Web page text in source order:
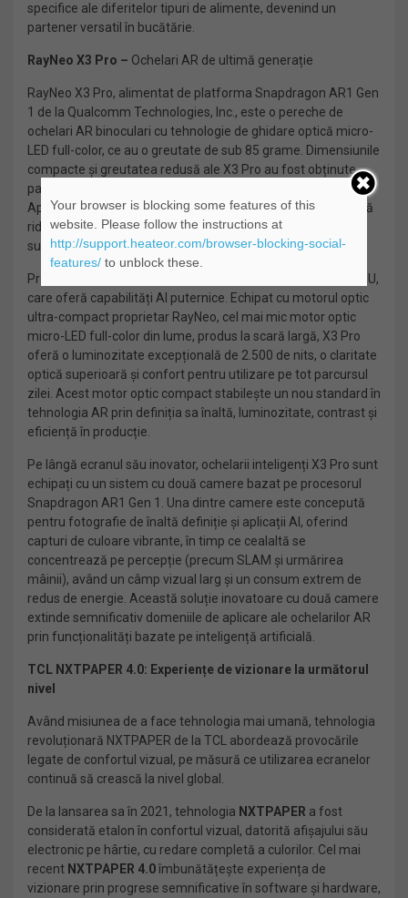
specifice ale diferitelor tipuri de alimente, devenind un
partener versatil în bucătărie.
RayNeo X3 Pro – Ochelari AR de ultimă generație
RayNeo X3 Pro, alimentat de platforma Snapdragon AR1 Gen
1 de la Qualcomm Technologies, Inc., este o pereche de
ochelari AR binoculari cu tehnologie de ghidare optică micro-
LED full-color, ce au o greutate de sub 85 grame. Dimensiunile
compacte și greutatea redusă ale X3 Pro au fost obținute
parțial datorită utilizării soluțiilor de ghidare a undelor de la
Applied Materials, care au permis X3 Pro să ofere o eficiență
ridicată, imagini fără efect de curcubeu și o uniformitate
superioară a culorilor.
Procesorul Snapdragon dispune de Qualcomm Hexagon NPU,
care oferă capabilități AI puternice. Echipat cu motorul optic
ultra-compact proprietar RayNeo, cel mai mic motor optic
micro-LED full-color din lume, produs la scară largă, X3 Pro
oferă o luminozitate excepțională de 2.500 de nits, o claritate
optică superioară și confort pentru utilizare pe tot parcursul
zilei. Acest motor optic compact stabilește un nou standard în
tehnologia AR prin definiția sa înaltă, luminozitate, contrast și
eficiență în producție.
Pe lângă ecranul său inovator, ochelarii inteligenți X3 Pro sunt
echipați cu un sistem cu două camere bazat pe procesorul
Snapdragon AR1 Gen 1. Una dintre camere este concepută
pentru fotografie de înaltă definiție și aplicații AI, oferind
capturi de culoare vibrante, în timp ce cealaltă se
concentrează pe percepție (precum SLAM și urmărirea
mâinii), având un câmp vizual larg și un consum extrem de
redus de energie. Această soluție inovatoare cu două camere
extinde semnificativ domeniile de aplicare ale ochelarilor AR
prin funcționalități bazate pe inteligență artificială.
TCL NXTPAPER 4.0: Experiențe de vizionare la următorul
nivel
Având misiunea de a face tehnologia mai umană, tehnologia
revoluționară NXTPAPER de la TCL abordează provocările
legate de confortul vizual, pe măsură ce utilizarea ecranelor
continuă să crească la nivel global.
De la lansarea sa în 2021, tehnologia NXTPAPER a fost
considerată etalon în confortul vizual, datorită afișajului său
electronic pe hârtie, cu redare completă a culorilor. Cel mai
recent NXTPAPER 4.0îmbunătățește experiența de
vizionare prin progrese semnificative în software și hardware,
Your browser is blocking some features of this
website. Please follow the instructions at
http://support.heateor.com/browser-blocking-social-
features/to unblock these.